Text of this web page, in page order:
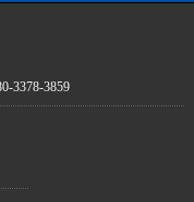
3378-3859